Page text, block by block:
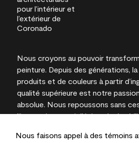
Nous faisons appel à des témoins
Nous croyons au pouvoir
peinture. Depuis des générations,
produits et de couleurs à partir
qualité supérieure est notre
absolue. Nous repoussons sans
l’innovation et privilégions la
l’expertise locale.